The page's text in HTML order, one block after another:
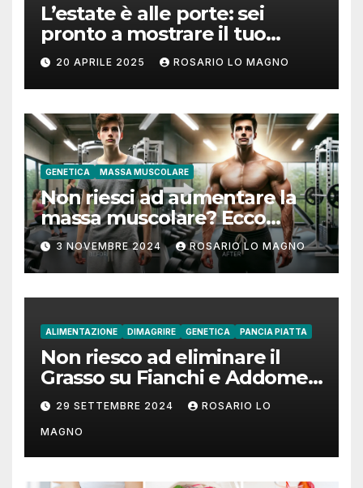
L’estate è alle porte: sei
pronto a mostrare il tuo
addome piatto?
20 APRILE 2025 ROSARIO LO MAGNO
GENETICA MASSA MUSCOLARE
Non riesci ad aumentare la
massa muscolare? Ecco
come fare!
3 NOVEMBRE 2024 ROSARIO LO MAGNO
ALIMENTAZIONE DIMAGRIRE GENETICA PANCIA PIATTA
Non riesco ad eliminare il
Grasso su Fianchi e Addome:
cause e rimedi
29 SETTEMBRE 2024 ROSARIO LO
MAGNO